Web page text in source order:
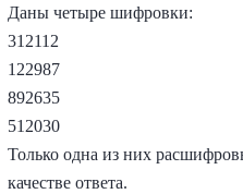
Даны четыре шифровки:
312112
122987
892635
512030
Только одна из них
качестве ответа.